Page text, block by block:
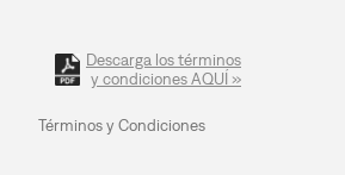
Descarga los términos
y condiciones AQUÍ »
Términos y Condiciones